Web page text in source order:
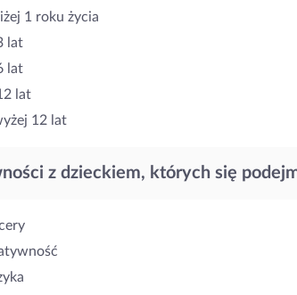
1 roku życia
lat
lat
lat
12 lat
z dzieckiem, których się